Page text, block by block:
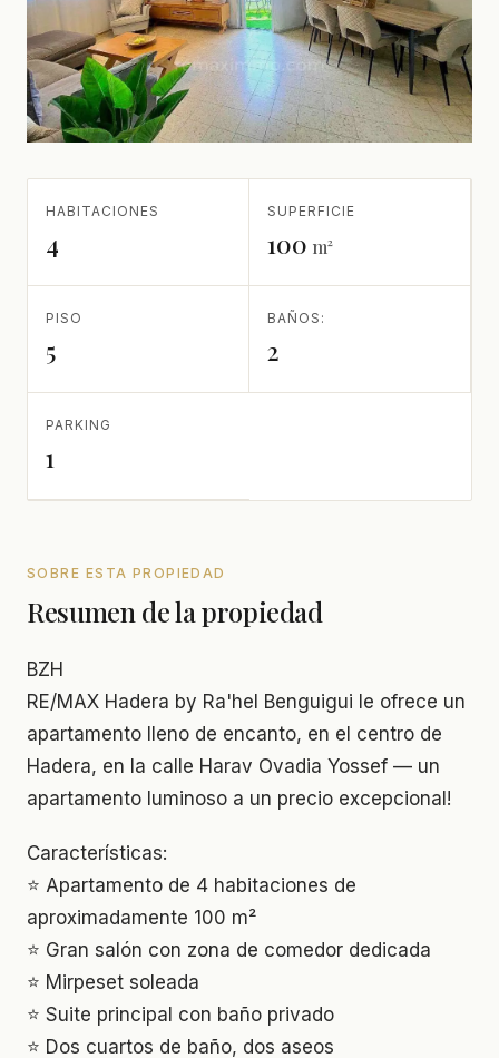
HABITACIONES
4
SUPERFICIE
100 m²
PISO
5
BAÑOS:
2
PARKING
1
SOBRE ESTA PROPIEDAD
Resumen de la propiedad
BZH
RE/MAX Hadera by Ra'hel Benguigui le ofrece un
apartamento lleno de encanto, en el centro de
Hadera, en la calle Harav Ovadia Yossef — un
apartamento luminoso a un precio excepcional!
Características:
⭐ Apartamento de 4 habitaciones de
aproximadamente 100 m²
⭐ Gran salón con zona de comedor dedicada
⭐ Mirpeset soleada
⭐ Suite principal con baño privado
⭐ Dos cuartos de baño, dos aseos